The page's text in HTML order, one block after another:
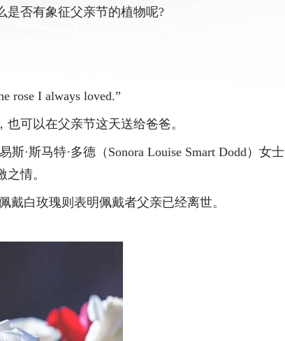
是否有象征父亲节的植物呢?
rose I always loved.”
可以在父亲节这天送给爸爸。
斯·斯马特·多德（Sonora Louise Smart Dodd）女士
情。
戴白玫瑰则表明佩戴者父亲已经离世。